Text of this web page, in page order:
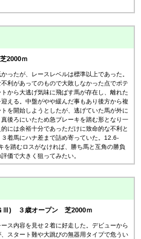
2000ｍ
ったが、レースレベルは標準以上であった。
利があってのもので大敗しなかった点でポテ
から大逃げ気味に飛ばす馬が存在し、離れた
える。中盤がやや緩んだ事もあり後方から複
を開始しようとしたが、逃げていた馬が外に
後ろにいたため急ブレーキを踏む形となり一
には余裕十分であっただけに致命的な不利と
着馬にハナ差まで詰め寄っていた。12.6-
踏むロスがなければ、勝ち馬と互角の勝負
価で大きく狙ってみたい。
Ⅲ) ３歳オープン 芝2000ｍ
ス内容を見せ２着に好走した。デビューから
スタート難や大跳びの無器用タイプで危うい